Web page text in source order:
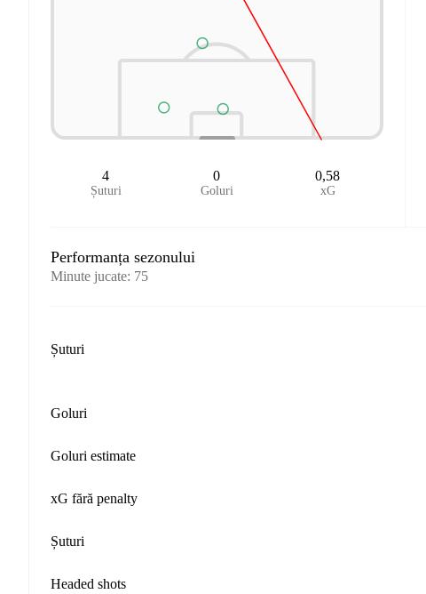
4
Șuturi
0
Goluri
0,58
xG
Performanța sezonului
Minute jucate: 75
Șuturi
Goluri
Goluri estimate
xG fără penalty
Șuturi
Headed shots